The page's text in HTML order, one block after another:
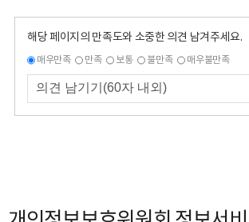
해당 페이지의 만족도와 소중한 의견 남겨주세요.
매우만족 만족 보통 불만족 매우불만족